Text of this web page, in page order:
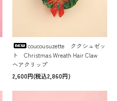
coucousuzette ククシュゼッ
ト Christmas Wreath Hair Claw
ヘアクリップ
2,600円(税込2,860円)